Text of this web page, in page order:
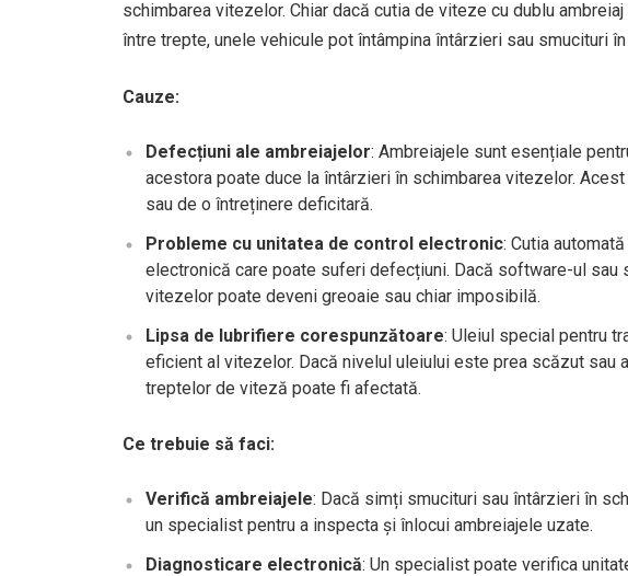
schimbarea vitezelor. Chiar dacă cutia de viteze cu dublu
între trepte, unele vehicule pot întâmpina întârzieri sau smucituri
Cauze:
Defecțiuni ale ambreiajelor: Ambreiajele sunt esențiale
acestora poate duce la întârzieri în schimbarea vitezelor.
sau de o întreținere deficitară.
Probleme cu unitatea de control electronic: Cutia
electronică care poate suferi defecțiuni. Dacă software-ul sau
vitezelor poate deveni greoaie sau chiar imposibilă.
Lipsa de lubrifiere corespunzătoare: Uleiul special pentru
eficient al vitezelor. Dacă nivelul uleiului este prea scăzut sau
treptelor de viteză poate fi afectată.
Ce trebuie să faci:
Verifică ambreiajele: Dacă simți smucituri sau întârzieri în
un specialist pentru a inspecta și înlocui ambreiajele uzate.
Diagnosticare electronică: Un specialist poate verifica